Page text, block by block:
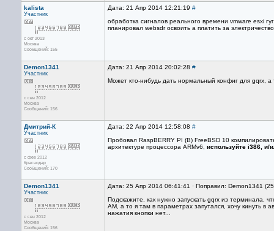
kalista
Участник
с окт 2013
Москва
Сообщений: 155
Дата: 21 Апр 2014 12:21:19 #
обработка сигналов реального времени vmware esxi
планировал websdr освоить а платить за
Demon1341
Участник
с сен 2012
Москва
Сообщений: 156
Дата: 21 Апр 2014 20:02:28 #
Может кто-нибудь дать нормальный конфиг для gqrx, а
Дмитрий-К
Участник
с фев 2012
Краснодар
Сообщений: 170
Дата: 22 Апр 2014 12:58:08 #
Пробовал RaspBERRY PI (B) FreeBSD 10
архитектуре процессора ARMv6, используйте i386, и/
Demon1341
Участник
с сен 2012
Москва
Сообщений: 156
Дата: 25 Апр 2014 06:41:41 · Поправил: Demon1341
Подскажите, как нужно запускать gqrx из терминала,
АМ, а то я там в параметрах запутался, хочу кинуть в
нажатия кнопки нет...